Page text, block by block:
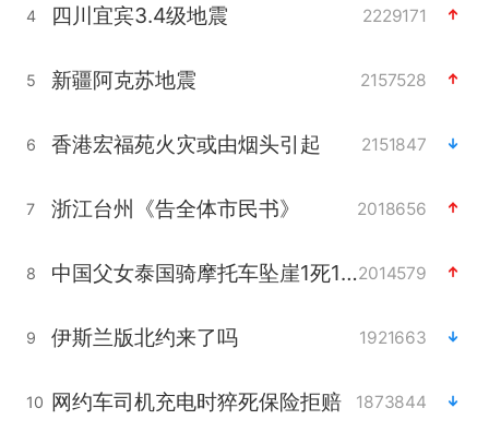
4 四川宜宾3.4级地震 2229171
5 新疆阿克苏地震 2157528
6 香港宏福苑火灾或由烟头引起 2151847
7 浙江台州《告全体市民书》 2018656
8 中国父女泰国骑摩托车坠崖1死1伤2014579
9 伊斯兰版北约来了吗 1921663
10 网约车司机充电时猝死保险拒赔 1873844